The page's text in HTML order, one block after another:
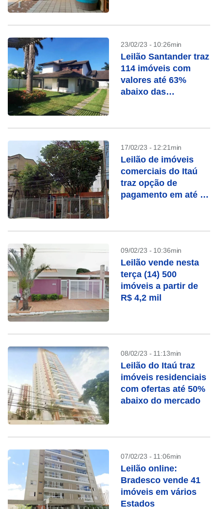
23/02/23 - 10:26min
Leilão Santander traz
114 imóveis com
valores até 63%
abaixo das
17/02/23 - 12:21min
Leilão de imóveis
comerciais do Itaú
traz opção de
pagamento em até 78
09/02/23 - 10:36min
Leilão vende nesta
terça (14) 500
imóveis a partir de
R$ 4,2 mil
08/02/23 - 11:13min
Leilão do Itaú traz
imóveis residenciais
com ofertas até 50%
abaixo do mercado
07/02/23 - 11:06min
Leilão online:
Bradesco vende 41
imóveis em vários
Estados